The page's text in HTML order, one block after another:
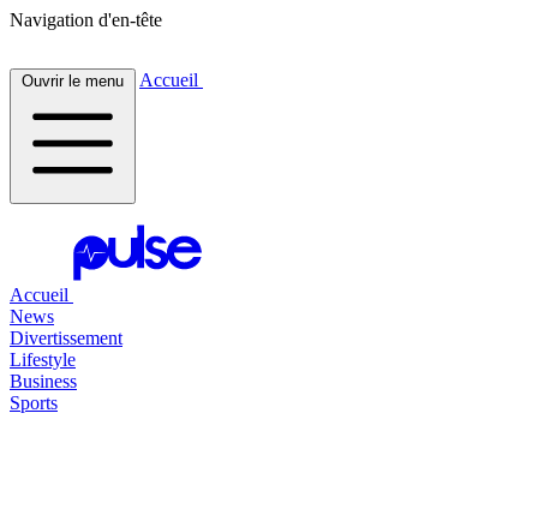
Navigation d'en-tête
Ouvrir le menu Accueil
Accueil
News
Divertissement
Lifestyle
Business
Sports